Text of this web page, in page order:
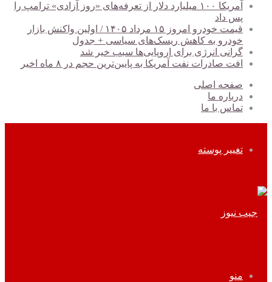
آمریکا ۱۰۰ میلیارد دلار از تعرفه‌های «روز آزادی» ترامپ را
پس داد
قیمت خودرو امروز ۱۵ مرداد ۱۴۰۵ / اولین واکنش بازار
خودرو به کاهش ریسک‌های سیاسی + جدول
گرانی انرژی برای اروپایی‌ها سبب خیر شد
افت صادرات نفت آمریکا به پایین‌ترین حجم در ۸ ماه اخیر
صفحه اصلی
درباره ما
تماس با ما
تغییر پوسته
منو